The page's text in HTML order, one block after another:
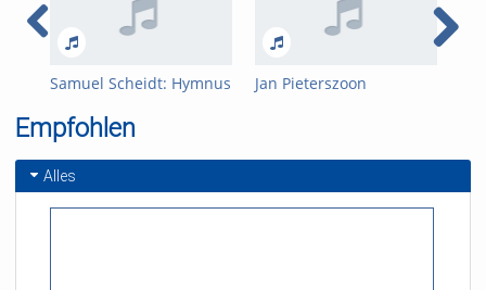
Samuel Scheidt: Hymnus
gentium" (5 Verse, aus:
Tabulatura Nova III,
1624)
Jan Pieterszoon
Empfohlen
Alles